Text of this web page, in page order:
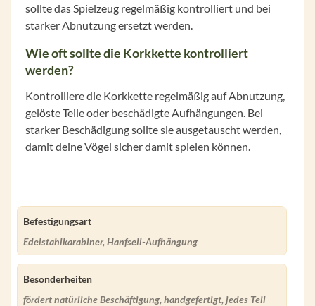
sollte das Spielzeug regelmäßig kontrolliert und bei
starker Abnutzung ersetzt werden.
Wie oft sollte die Korkkette kontrolliert
werden?
Kontrolliere die Korkkette regelmäßig auf Abnutzung,
gelöste Teile oder beschädigte Aufhängungen. Bei
starker Beschädigung sollte sie ausgetauscht werden,
damit deine Vögel sicher damit spielen können.
Befestigungsart
Edelstahlkarabiner, Hanfseil-Aufhängung
Besonderheiten
fördert natürliche Beschäftigung, handgefertigt, jedes Teil